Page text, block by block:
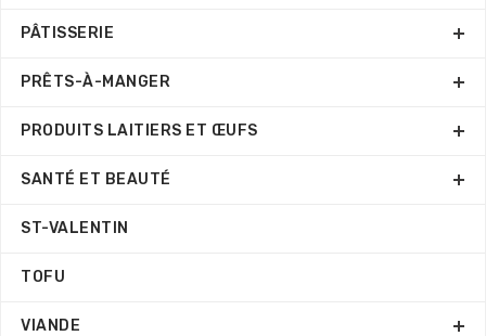
PÂTISSERIE
PRÊTS-À-MANGER
PRODUITS LAITIERS ET ŒUFS
SANTÉ ET BEAUTÉ
ST-VALENTIN
TOFU
VIANDE